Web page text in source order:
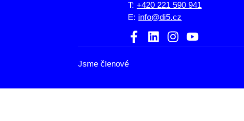
T:+420 221 590 941
E: info@di5.cz
Jsme členové